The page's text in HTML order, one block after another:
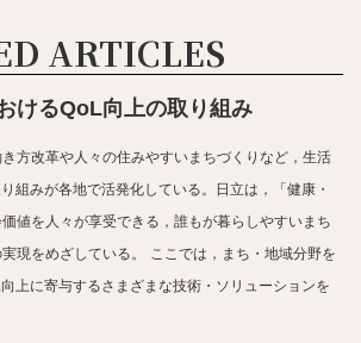
ARTICLES
けるQoL向上の取り組み
方改革や人々の住みやすいまちづくりなど，生活
組みが各地で活発化している。日立は，「健康・
値を人々が享受できる，誰もが暮らしやすいまち
現をめざしている。
ここでは，まち・地域分野を
上に寄与するさまざまな技術・ソリューションを